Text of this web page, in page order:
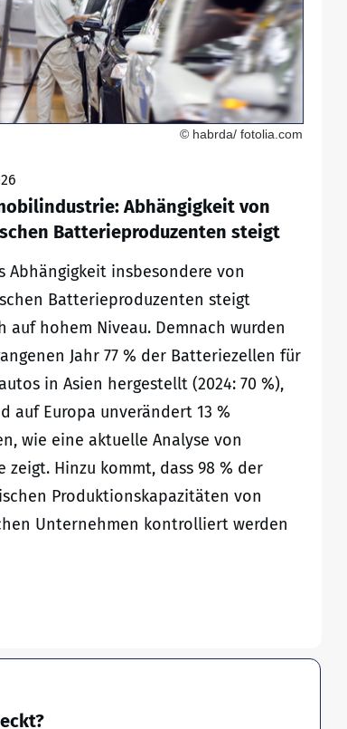
© habrda/ fotolia.com
Abhängigkeit von
Batterieproduzenten steigt
Abhängigkeit insbesondere von
Batterieproduzenten steigt
auf hohem Niveau. Demnach wurden
Jahr 77 % der Batteriezellen für
in Asien hergestellt (2024: 70 %),
auf Europa unverändert 13 %
wie eine aktuelle Analyse von
zeigt. Hinzu kommt, dass 98 % der
Produktionskapazitäten von
Unternehmen kontrolliert werden